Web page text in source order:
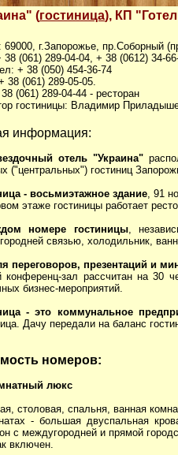
(гостиница), КП
69000, г.Запорожье, пр.Соборный
(061) 289-04-04, + 38 (0612) 34-
+ 38 (050) 454-36-74
38 (061) 289-05-05.
(061) 289-04-44 - ресторан
гостиницы: Владимир
информация:
отель "Украина"
("центральных") гостиниц
- восьмиэтажное здание, 91
этаже гостиницы работает
номере гостиницы,
связью, холодильник,
переговоров, презентаций и
конференц-зал рассчитан на 30
бизнес-мероприятий.
- это коммунальное
Дачу передали на баланс
номеров:
люкс
столовая, спальня, ванная
- большая двуспальная
с междугородней и прямой
включен.